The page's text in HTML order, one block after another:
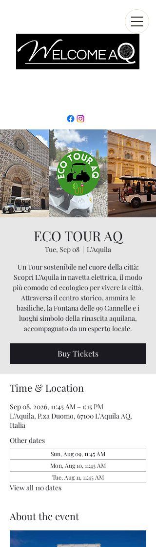
ECO TOUR AQ
Tue, Sep 08
  |
L'Aquila
Un Tour sostenibile nel cuore della città:
Scopri L’Aquila in navetta elettrica, il modo
più comodo ed ecologico per vivere la città.
Attraversa il centro storico, ammira le
basiliche, la Fontana delle 99 Cannelle e i
luoghi simbolo della rinascita aquilana,
accompagnato da un esperto locale.
Buy Tickets
Time & Location
Sep 08, 2026, 11:45 AM – 1:15 PM
L'Aquila, P.za Duomo, 67100 L'Aquila AQ,
Italia
Other dates
Sun, Aug 09, 11:45 AM
Mon, Aug 10, 11:45 AM
Tue, Aug 11, 11:45 AM
View all 110 dates
About the event